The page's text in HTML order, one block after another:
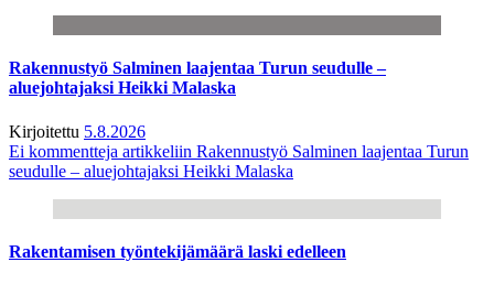
Rakennustyö Salminen laajentaa Turun seudulle –
aluejohtajaksi Heikki Malaska
Kirjoitettu 5.8.2026
Ei kommentteja artikkeliin Rakennustyö Salminen laajentaa Turun
seudulle – aluejohtajaksi Heikki Malaska
Rakentamisen työntekijämäärä laski edelleen